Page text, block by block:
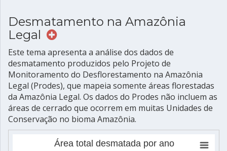
Desmatamento na Amazônia
Legal
Este tema apresenta a análise dos dados de
desmatamento produzidos pelo Projeto de
Monitoramento do Desflorestamento na Amazônia
Legal (Prodes), que mapeia somente áreas florestadas
da Amazônia Legal. Os dados do Prodes não incluem as
áreas de cerrado que ocorrem em muitas Unidades de
Conservação no bioma Amazônia.